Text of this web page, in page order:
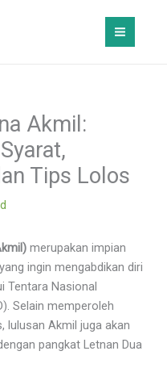
Akmil:
Tips Lolos
merupakan impian
ingin mengabdikan diri
Tentara Nasional
Selain memperoleh
lulusan Akmil juga akan
pangkat Letnan Dua